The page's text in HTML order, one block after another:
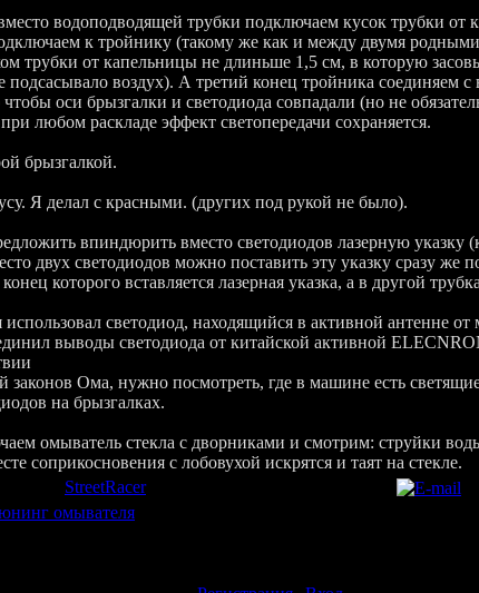
водоподводящей трубки подключаем кусок трубки от
к тройнику (такому же как и между двумя
трубки от капельницы не длиньше 1,5 см, в которую
подсасывало воздух). А третий конец тройника соединяем
оси брызгалки и светодиода совпадали (но не
любом раскладе эффект светопередачи сохраняется.
брызгалкой.
Я делал с красными. (других под рукой не было).
впиндюрить вместо светодиодов лазерную указку
двух светодиодов можно поставить эту указку сразу же
которого вставляется лазерная указка, а в другой
светодиод, находящийся в активной антенне
выводы светодиода от китайской активной
законов Ома, нужно посмотреть, где в машине есть
на брызгалках.
омыватель стекла с дворниками и смотрим: струйки
соприкосновения с лобовухой искрятся и таят на стекле.
StreetRacer(21.03.2009) |
омывателя